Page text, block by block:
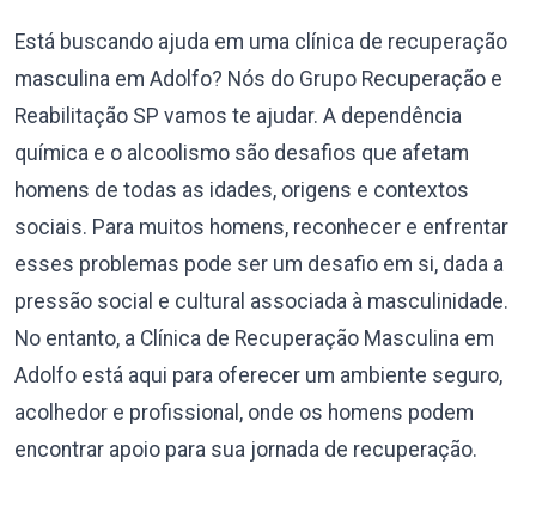
Está buscando ajuda em uma clínica de recuperação
masculina em Adolfo? Nós do Grupo Recuperação e
Reabilitação SP vamos te ajudar. A dependência
química e o alcoolismo são desafios que afetam
homens de todas as idades, origens e contextos
sociais. Para muitos homens, reconhecer e enfrentar
esses problemas pode ser um desafio em si, dada a
pressão social e cultural associada à masculinidade.
No entanto, a Clínica de Recuperação Masculina em
Adolfo está aqui para oferecer um ambiente seguro,
acolhedor e profissional, onde os homens podem
encontrar apoio para sua jornada de recuperação.